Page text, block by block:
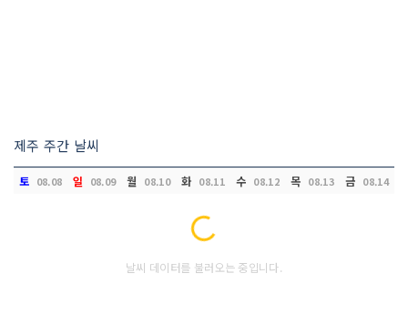
제주 주간 날씨
토 08.08 일 08.09 월 08.10 화 08.11 수 08.12 목 08.13 금 08.14
Loading...
날씨 데이터를 불러오는 중입니다.